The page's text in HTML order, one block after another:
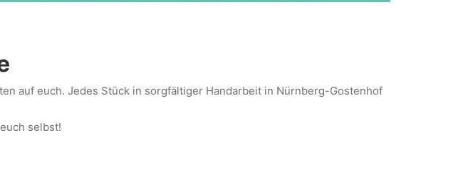
auf euch. Jedes Stück in sorgfältiger Handarbeit in Nürnberg-Gostenhof
selbst!